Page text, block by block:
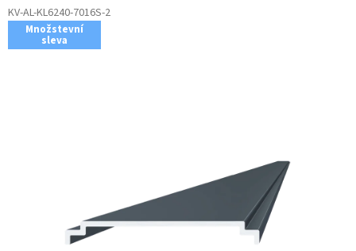
KV-AL-KL6240-7016S-2
Množstevní
sleva